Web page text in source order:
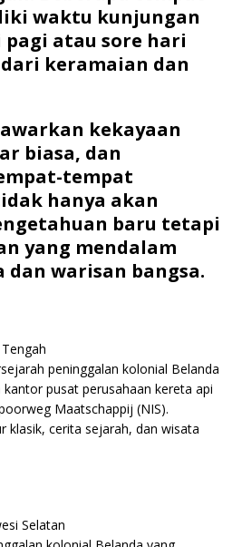
waktu kunjungan
atau sore hari
keramaian dan
kekayaan
biasa, dan
tempat
hanya akan
baru tetapi
yang mendalam
warisan bangsa.
peninggalan kolonial Belanda
pusat perusahaan kereta api
Maatschappij (NIS).
klasik, cerita sejarah, dan wisata
Selatan